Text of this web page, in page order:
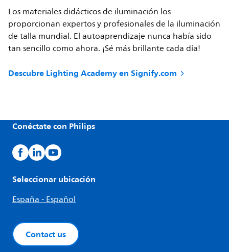
Los materiales didácticos de iluminación los
proporcionan expertos y profesionales de la iluminación
de talla mundial. El autoaprendizaje nunca había sido
tan sencillo como ahora. ¡Sé más brillante cada día!
Descubre Lighting Academy en Signify.com
Conéctate con Philips
Seleccionar ubicación
España - Español
Contact us